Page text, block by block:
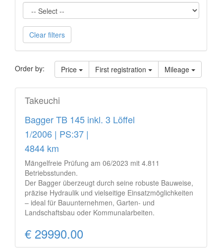
Clear filters
Order by: Price First registration Mileage
Takeuchi
Bagger TB 145 inkl. 3 Löffel
1/2006 | PS:37 |
4844 km
Mängelfreie Prüfung am 06/2023 mit 4.811
Betriebsstunden.
Der Bagger überzeugt durch seine robuste Bauweise,
präzise Hydraulik und vielseitige Einsatzmöglichkeiten
– ideal für Bauunternehmen, Garten- und
Landschaftsbau oder Kommunalarbeiten.
€ 29990.00